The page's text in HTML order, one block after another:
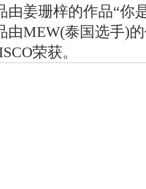
由姜珊梓的作品“你
由MEW(泰国选手)
荣获。